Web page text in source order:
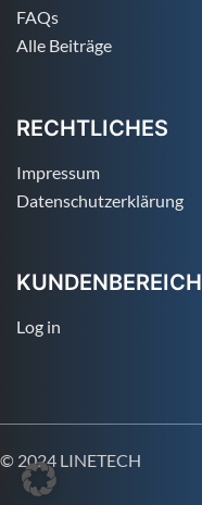
FAQs
Alle Beiträge
RECHTLICHES
Impressum
Datenschutzerklärung
KUNDENBEREICH
Log in
© 2024 LINETECH